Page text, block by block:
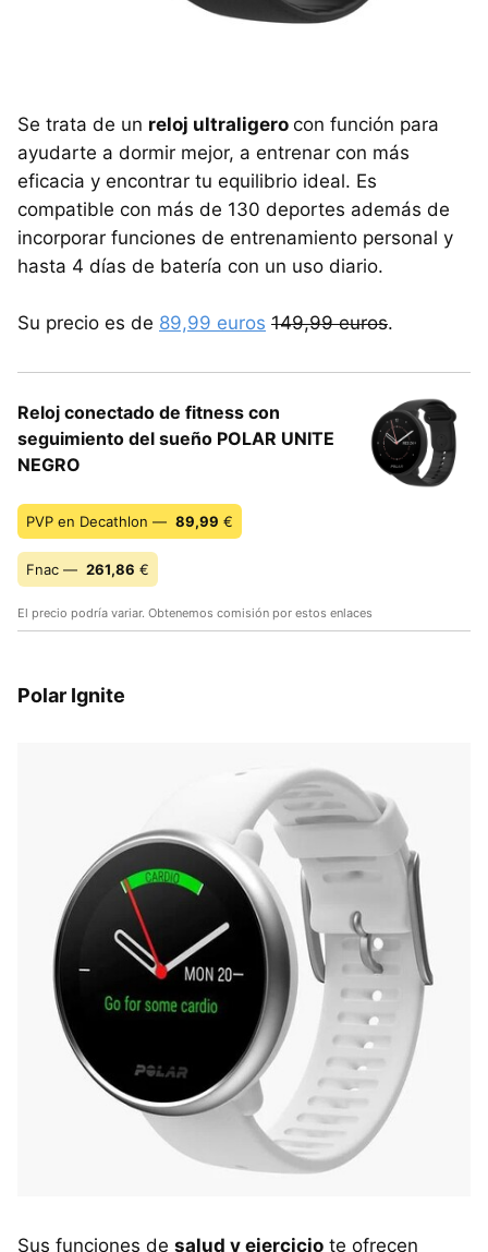
Se trata de un reloj ultraligero con función para
ayudarte a dormir mejor, a entrenar con más
eficacia y encontrar tu equilibrio ideal. Es
compatible con más de 130 deportes además de
incorporar funciones de entrenamiento personal y
hasta 4 días de batería con un uso diario.
Su precio es de 89,99 euros 149,99 euros.
Reloj conectado de fitness con
seguimiento del sueño POLAR UNITE
NEGRO
PVP en Decathlon — 89,99 €
Fnac — 261,86 €
El precio podría variar. Obtenemos comisión por estos enlaces
Polar Ignite
Sus funciones de salud y ejercicio te ofrecen